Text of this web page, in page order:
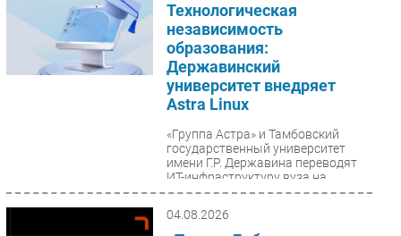
Технологическая
независимость
образования:
Державинский
университет внедряет
Astra Linux
«Группа Астра» и Тамбовский
государственный университет
имени Г.Р. Державина переводят
ИТ-инфраструктуру вуза на
отечественную экосистему...
04.08.2026